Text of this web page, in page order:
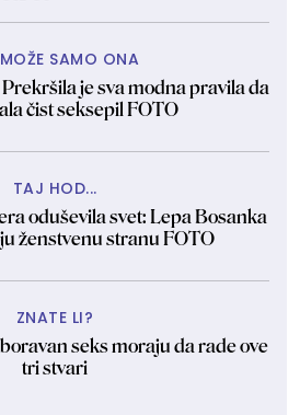
SAMO ONA
je sva modna pravila da
čist seksepil FOTO
TAJ HOD...
oduševila svet: Lepa Bosanka
ženstvenu stranu FOTO
ZNATE LI?
seks moraju da rade ove
tri stvari